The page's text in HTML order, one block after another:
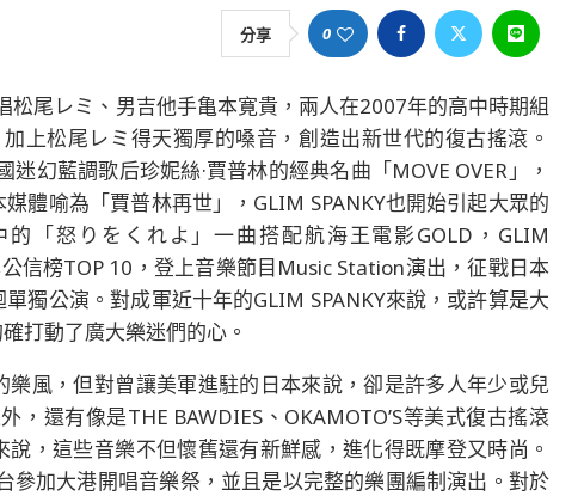
分享 0
松尾レミ、男吉他手亀本寛貴，兩人在2007年的高中時期組
上松尾レミ得天獨厚的嗓音，創造出新世代的復古搖滾。
幻藍調歌后珍妮絲·賈普林的經典名曲「MOVE OVER」，
體喻為「賈普林再世」，GLIM SPANKY也開始引起大眾的
「怒りをくれよ」一曲搭配航海王電影GOLD，GLIM
信榜TOP 10，登上音樂節目Music Station演出，征戰日本
獨公演。對成軍近十年的GLIM SPANKY來說，或許算是大
打動了廣大樂迷們的心。
風，但對曾讓美軍進駐的日本來說，卻是許多人年少或兒
，還有像是THE BAWDIES、OKAMOTO’S等美式復古搖滾
，這些音樂不但懷舊還有新鮮感，進化得既摩登又時尚。
參加大港開唱音樂祭，並且是以完整的樂團編制演出。對於